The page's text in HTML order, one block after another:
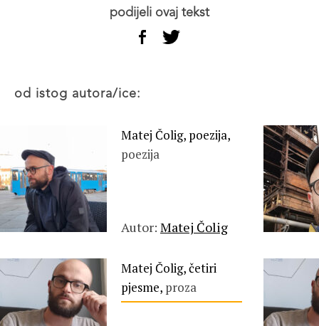
podijeli ovaj tekst
od istog autora/ice:
Matej Čolig, poezija,
poezija
Autor: Matej Čolig
Matej Čolig, četiri
pjesme, proza